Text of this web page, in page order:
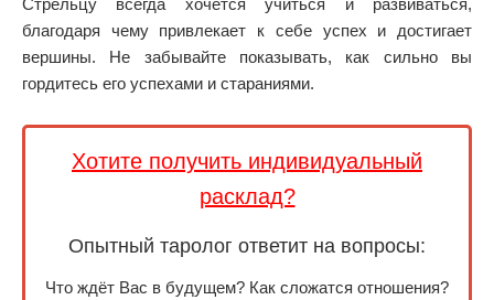
благодаря чему привлекает к себе успех и достигает
вершины. Не забывайте показывать, как сильно вы
гордитесь его успехами и стараниями.
Хотите получить индивидуальный
расклад?
Опытный таролог ответит на вопросы:
Что ждёт Вас в будущем? Как сложатся отношения?